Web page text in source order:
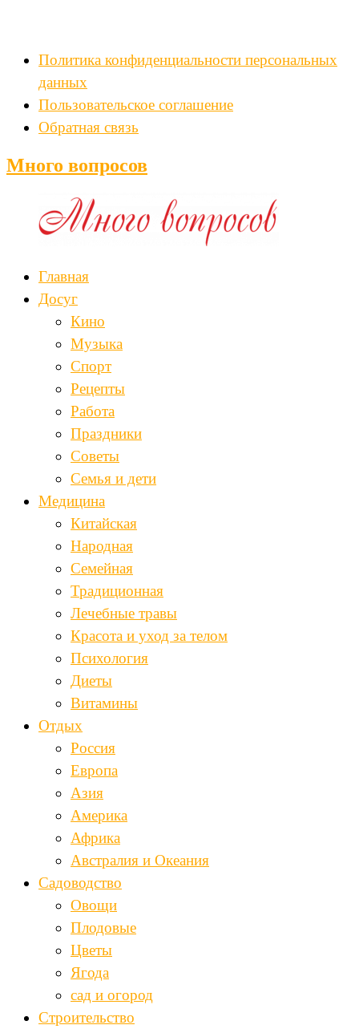
Политика конфиденциальности персональных
данных
Пользовательское соглашение
Обратная связь
Много вопросов
Главная
Досуг
Кино
Музыка
Спорт
Рецепты
Работа
Праздники
Советы
Семья и дети
Медицина
Китайская
Народная
Семейная
Традиционная
Лечебные травы
Красота и уход за телом
Психология
Диеты
Витамины
Отдых
Россия
Европа
Азия
Америка
Африка
Австралия и Океания
Садоводство
Овощи
Плодовые
Цветы
Ягода
сад и огород
Строительство